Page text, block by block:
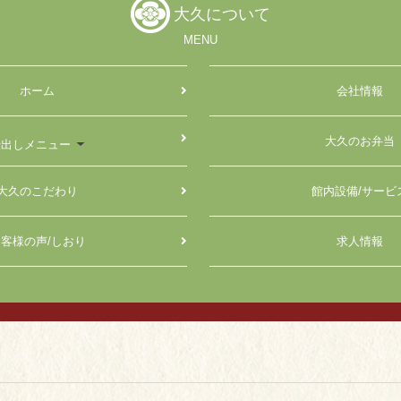
大久について
MENU
ホーム 会社情報
しメニュー 大久のお弁当
久のこだわり 館内設備/サービ
様の声/しおり 求人情報